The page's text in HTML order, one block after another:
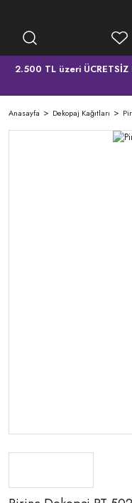
2.500 TL üzeri
Anasayfa Dekopaj Kağıtları